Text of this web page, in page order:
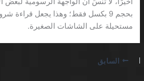
بحجم 9 بكسل فقط؛ وهذا يجعل
مستحيلة على الشاشات الصغيرة.
السابق